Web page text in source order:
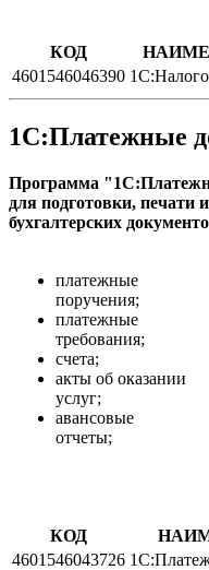
КОД
4601546046390
1С:Платежные
Программа
для подготовки, печати
бухгалтерских
платежные
поручения;
платежные
требования;
счета;
акты об оказании
услуг;
авансовые
отчеты;
КОД
4601546043726